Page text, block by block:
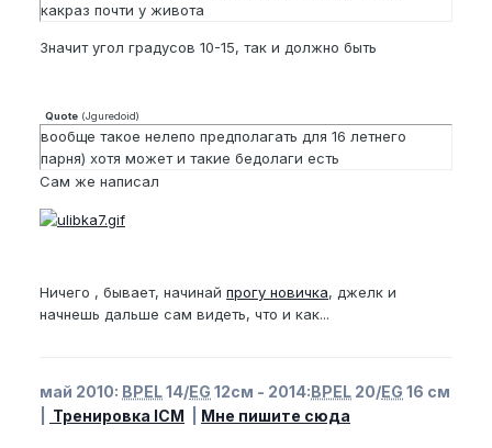
какраз почти у живота
Значит угол градусов 10-15, так и должно быть
Quote (Jguredoid)
вообще такое нелепо предполагать для 16 летнего
парня) хотя может и такие бедолаги есть
Сам же написал
Ничего , бывает, начинай прогу новичка, джелк и
начнешь дальше сам видеть, что и как...
май 2010: BPEL14/EG 12см - 2014:BPEL 20/EG 16 см
Тренировка ICM Мне пишите сюда